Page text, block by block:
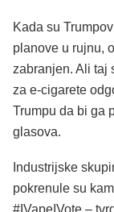
Kada su
planove u rujnu,
zabranjen. Ali taj
za e-cigarete
Trumpu da bi ga
glasova.
Industrijske
pokrenule su
#IVapeIVote –